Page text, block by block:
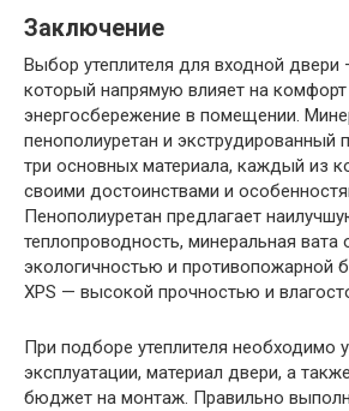
Заключение
Выбор утеплителя для входной двери
который напрямую влияет на комфорт
энергосбережение в помещении.
пенополиуретан и экструдированный
три основных материала, каждый из
своими достоинствами и
Пенополиуретан предлагает
теплопроводность, минеральная вата
экологичностью и противопожарной
XPS — высокой прочностью и
При подборе утеплителя необходимо
эксплуатации, материал двери, а
бюджет на монтаж. Правильно